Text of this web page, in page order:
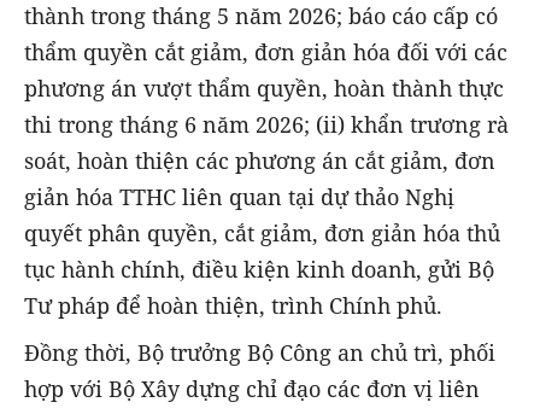
thành trong tháng 5 năm 2026; báo cáo cấp có
thẩm quyền cắt giảm, đơn giản hóa đối với các
phương án vượt thẩm quyền, hoàn thành thực
thi trong tháng 6 năm 2026; (ii) khẩn trương rà
soát, hoàn thiện các phương án cắt giảm, đơn
giản hóa TTHC liên quan tại dự thảo Nghị
quyết phân quyền, cắt giảm, đơn giản hóa thủ
tục hành chính, điều kiện kinh doanh, gửi Bộ
Tư pháp để hoàn thiện, trình Chính phủ.
Đồng thời, Bộ trưởng Bộ Công an chủ trì, phối
hợp với Bộ Xây dựng chỉ đạo các đơn vị liên